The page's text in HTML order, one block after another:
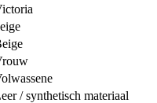
/ synthetisch materiaal